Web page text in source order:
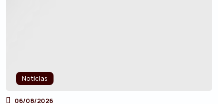
Notícias
06/08/2026